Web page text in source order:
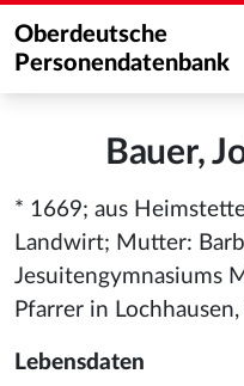
Oberdeutsche
Personendatenbank
Bauer,
* 1669; aus
Landwirt; Mutter:
Jesuitengymnasiums
Pfarrer in
Lebensdaten